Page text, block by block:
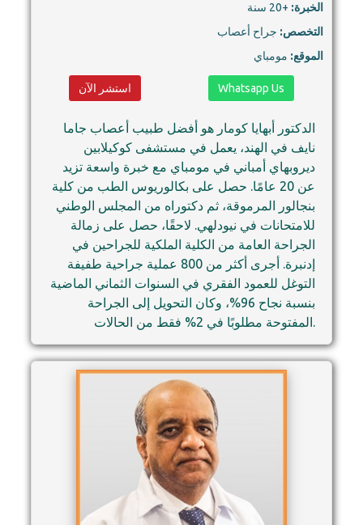
الخبرة: +20 سنة
التخصص: جراح أعصاب
الموقع: مومباي
استشر الآن Whatsapp Us
الدكتور أبهايا كومار هو أفضل طبيب أعصاب جاما
نايف في الهند، يعمل في مستشفى كوكيلابين
ديروبهاي أمباني في مومباي مع خبرة واسعة تزيد
عن 20 عامًا. حصل على بكالوريوس الطب من كلية
بنجالور المرموقة، ثم دكتوراه من المجلس الوطني
للامتحانات في نيودلهي. لاحقًا، حصل على زمالة
الجراحة العامة من الكلية الملكية للجراحين في
إدنبرة. أجرى أكثر من 800 عملية جراحية طفيفة
التوغل للعمود الفقري في السنوات الثماني الماضية
بنسبة نجاح 96%، وكان التحويل إلى الجراحة
المفتوحة مطلوبًا في 2% فقط من الحالات.